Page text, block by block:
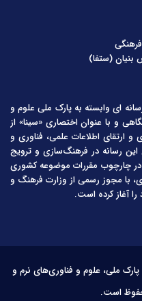
بنیان (ستفا)
ای وابسته به پارک ملی علوم و
و با عنوان اختصاری «سینا» از
سازی و ارتقای اطلاعات علمی، فناوری و
این رسانه در فرهنگ‌سازی و ترویج
در چارچوب مقررات موضوعه کشوری
با مجوز رسمی از وزارت فرهنگ و
ملی، علوم و فناوری‌های نرم و
است.